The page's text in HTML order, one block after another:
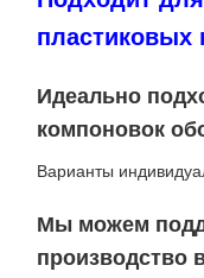
пластиковых
Идеально
компоновок
Варианты
Мы можем
производство